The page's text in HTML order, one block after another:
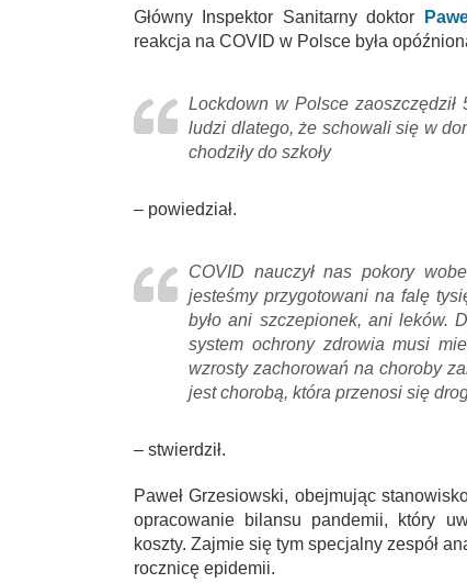
Główny Inspektor Sanitarny doktor
reakcja na COVID w Polsce była
Lockdown w Polsce
ludzi dlatego, że schowali się w
chodziły do szkoły
– powiedział.
COVID nauczył nas pokory
jesteśmy przygotowani na falę
było ani szczepionek, ani leków.
system ochrony zdrowia musi
wzrosty zachorowań na choroby
jest chorobą, która przenosi się
– stwierdził.
Paweł Grzesiowski, obejmując
opracowanie bilansu pandemii, który
koszty. Zajmie się tym specjalny zespół
rocznicę epidemii.